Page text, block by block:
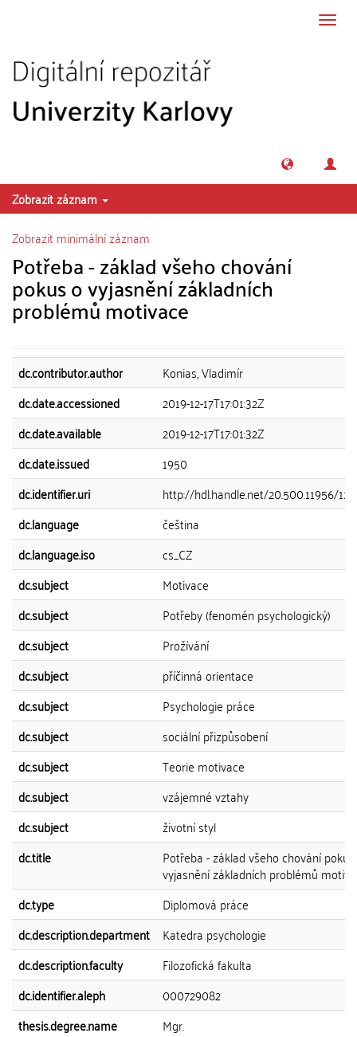
Zobrazit záznam
Zobrazit minimální záznam
Potřeba - základ všeho chování
pokus o vyjasnění základních
problémů motivace
dc.contributor.author
Konias, Vladimír
dc.date.accessioned
2019-12-17T17:01:32Z
dc.date.available
2019-12-17T17:01:32Z
dc.date.issued
1950
dc.identifier.uri
http://hdl.handle.net/20.500.11956/
dc.language
čeština
dc.language.iso
cs_CZ
dc.subject
Motivace
dc.subject
Potřeby (fenomén psychologický)
dc.subject
Prožívání
dc.subject
příčinná orientace
dc.subject
Psychologie práce
dc.subject
sociální přizpůsobení
dc.subject
Teorie motivace
dc.subject
vzájemné vztahy
dc.subject
životní styl
dc.title
Potřeba - základ všeho chování
vyjasnění základních problémů
dc.type
Diplomová práce
dc.description.department
Katedra psychologie
dc.description.faculty
Filozofická fakulta
dc.identifier.aleph
000729082
thesis.degree.name
Mgr.